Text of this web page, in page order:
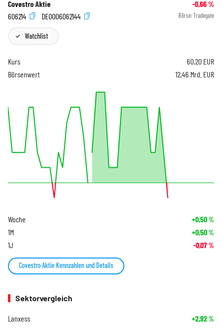
Covestro Aktie -0,66%
606214
DE0006062144 Börse: Tradegate
Watchlist
Kurs 60,20 EUR
Börsenwert
12,46 Mrd. EUR
Woche +0,50%
1M +0,50%
1J -0,07%
Covestro Aktie Kennzahlen und Details
Sektorvergleich
Lanxess +2,92%